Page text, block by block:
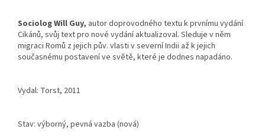
Sociolog Will Guy, autor doprovodného textu k prvnímu vydání
Cikánů, svůj text pro nové vydání aktualizoval. Sleduje v něm
migraci Romů z jejich pův. vlasti v severní Indii až k jejich
současnému postavení ve světě, které je dodnes napadáno.
Vydal: Torst, 2011
Stav: výborný, pevná vazba (nová)